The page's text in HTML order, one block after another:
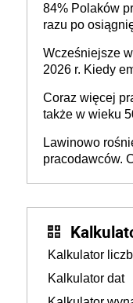
84% Polaków
razu po
dłużej, ale czy
45+ to siła
Wcześniejsze
2026 r. Kiedy
Coraz więcej
także w wieku
życia
Lawinowo
pracodawców.
Kalkulator
Kalkulator dat